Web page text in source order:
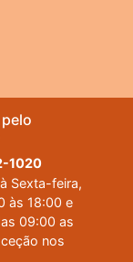
1020
Sexta-feira,
às 18:00 e
09:00 as
nos